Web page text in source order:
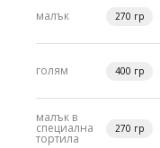
малък 270 гр
голям 400 гр
малък в
специална
тортила
270 гр